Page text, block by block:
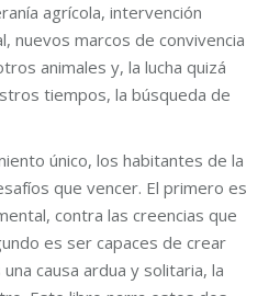
agrícola, intervención
nuevos marcos de convivencia
animales y, la lucha quizá
tiempos, la búsqueda de
único, los habitantes de la
que vencer. El primero es
contra las creencias que
es ser capaces de crear
causa ardua y solitaria, la